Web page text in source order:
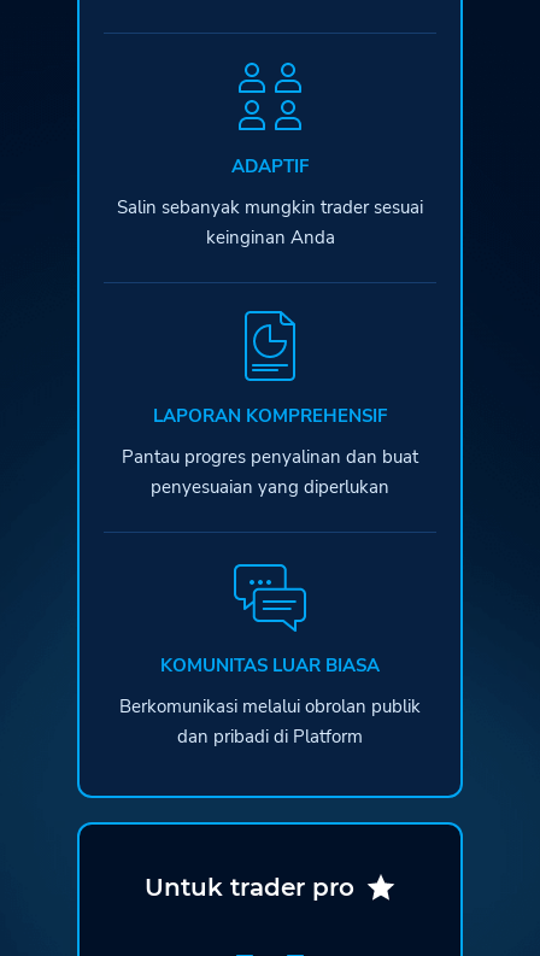
ADAPTIF
Salin sebanyak mungkin trader sesuai
keinginan Anda
LAPORAN KOMPREHENSIF
Pantau progres penyalinan dan buat
penyesuaian yang diperlukan
KOMUNITAS LUAR BIASA
Berkomunikasi melalui obrolan publik
dan pribadi di Platform
Untuk trader pro